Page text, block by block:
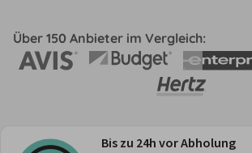
Über 150 Anbieter im Vergleich:
Bis zu 24h vor Abholung